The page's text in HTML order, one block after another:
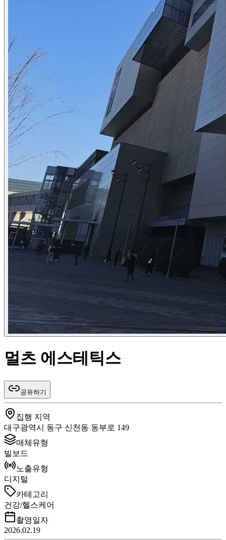
멀츠 에스테틱스
공유하기
집행 지역
대구광역시 동구 신천동 동부로 149
매체유형
빌보드
노출유형
디지털
카테고리
건강/헬스케어
촬영일자
2026.02.19